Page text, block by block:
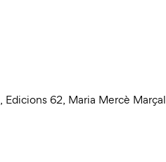
, Edicions 62, Maria Mercè Marçal